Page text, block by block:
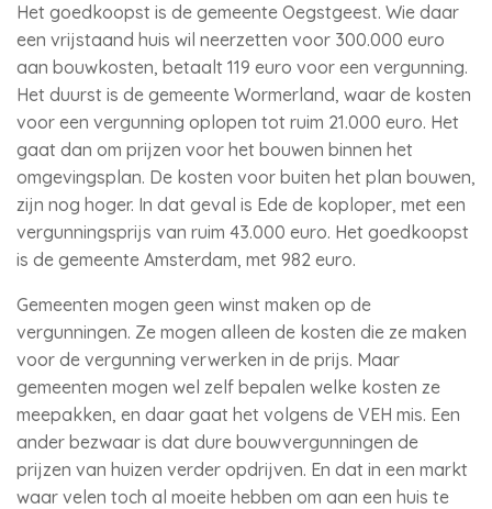
Het goedkoopst is de gemeente Oegstgeest. Wie daar
een vrijstaand huis wil neerzetten voor 300.000 euro
aan bouwkosten, betaalt 119 euro voor een vergunning.
Het duurst is de gemeente Wormerland, waar de kosten
voor een vergunning oplopen tot ruim 21.000 euro. Het
gaat dan om prijzen voor het bouwen binnen het
omgevingsplan. De kosten voor buiten het plan bouwen,
zijn nog hoger. In dat geval is Ede de koploper, met een
vergunningsprijs van ruim 43.000 euro. Het goedkoopst
is de gemeente Amsterdam, met 982 euro.
Gemeenten mogen geen winst maken op de
vergunningen. Ze mogen alleen de kosten die ze maken
voor de vergunning verwerken in de prijs. Maar
gemeenten mogen wel zelf bepalen welke kosten ze
meepakken, en daar gaat het volgens de VEH mis. Een
ander bezwaar is dat dure bouwvergunningen de
prijzen van huizen verder opdrijven. En dat in een markt
waar velen toch al moeite hebben om aan een huis te